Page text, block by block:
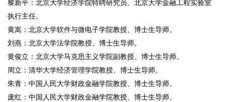
黎新平：北京大学经济学院特聘研究员、北京大学金融工程实验室
执行主任。
黄嵩：北京大学软件与微电子学院教授、博士生导师。
刘燕：北京大学法学院教授、博士生导师。
黄俊立：北京大学马克思主义学院副教授、博士生导师。
周立：清华大学经济管理学院教授、博士生导师。
朱青：中国人民大学财政金融学院教授、博士生导师。
庞红：中国人民大学财政金融学院教授、博士生导师。